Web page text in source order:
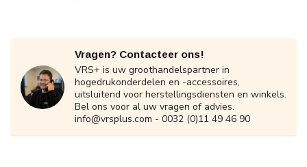
Vragen? Contacteer ons!
VRS+ is uw groothandelspartner in
hogedrukonderdelen en -accessoires,
uitsluitend voor herstellingsdiensten en winkels.
Bel ons voor al uw vragen of advies.
info@vrsplus.com - 0032 (0)11 49 46 90